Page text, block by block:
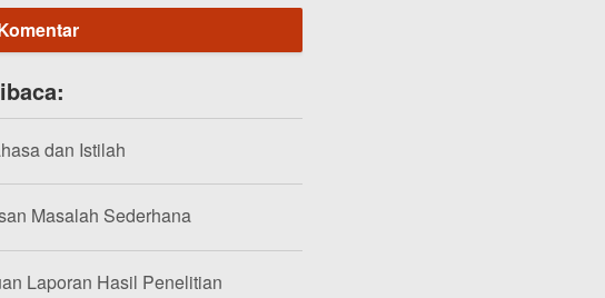
dan Istilah
Masalah Sederhana
Laporan Hasil Penelitian